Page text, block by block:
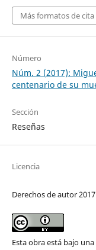
Más formatos de cita
Número
Núm. 2 (2017):
centenario de su
Sección
Reseñas
Licencia
Derechos de autor
Esta obra está bajo